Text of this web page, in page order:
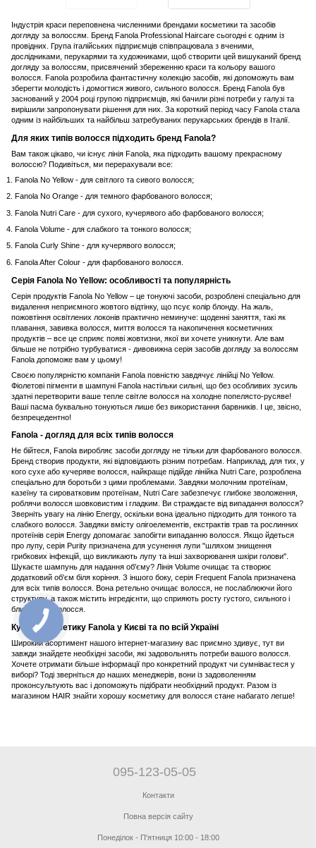
Індустрія краси переповнена численними брендами косметики та засобів
догляду за волоссям. Бренд Fanola Professional Haircare сьогодні є одним із
провідних. Група італійських підприємців співпрацювала з вченими,
дослідниками, перукарями та художниками, щоб створити цей вишуканий бренд
догляду за волоссям, присвячений збереженню краси та кольору вашого
волосся. Fanola розробила фантастичну колекцію засобів, які допоможуть вам
зберегти молодість і домогтися живого, сильного волосся. Бренд Fanola був
заснований у 2004 році групою підприємців, які бачили різні потреби у галузі та
вирішили запропонувати рішення для них. За короткий період часу Fanola стала
одним із найбільших та найбільш затребуваних перукарських брендів в Італії.
Для яких типів волосся підходить бренд Fanola?
Вам також цікаво, чи існує лінія Fanola, яка підходить вашому прекрасному
волоссю? Подивіться, ми перерахували все:
Fanola No Yellow - для світлого та сивого волосся;
Fanola No Orange - для темного фарбованого волосся;
Fanola Nutri Care - для сухого, кучерявого або фарбованого волосся;
Fanola Volume - для слабкого та тонкого волосся;
Fanola Curly Shine - для кучерявого волосся;
Fanola After Colour - для фарбованого волосся.
Серія Fanola No Yellow: особливості та популярність
Серія продуктів Fanola No Yellow – це тонуючі засоби, розроблені спеціально для
видалення неприємного жовтого відтінку, що псує колір блонду. На жаль,
пожовтіння освітлених локонів практично неминуче: щоденні заняття, такі як
плавання, завивка волосся, миття волосся та накопичення косметичних
продуктів – все це сприяє появі жовтизни, якої ви хочете уникнути. Але вам
більше не потрібно турбуватися - дивовижна серія засобів догляду за волоссям
Fanola допоможе вам у цьому!
Своєю популярністю компанія Fanola повністю завдячує лінійці No Yellow.
Фіолетові пігменти в шампуні Fanola настільки сильні, що без особливих зусиль
здатні перетворити ваше тепле світле волосся на холодне попелясто-русяве!
Ваші пасма буквально тонуються лише без використання барвників. І це, звісно, ​​
безпрецедентно!
Fanola - догляд для всіх типів волосся
Не бійтеся, Fanola виробляє засоби догляду не тільки для фарбованого волосся.
Бренд створив продукти, які відповідають різним потребам. Наприклад, для тих, у
кого сухе або кучеряве волосся, найкраще підійде лінійка Nutri Care, розроблена
спеціально для боротьби з цими проблемами. Завдяки молочним протеїнам,
казеїну та сироватковим протеїнам, Nutri Care забезпечує глибоке зволоження,
роблячи волосся шовковистим і гладким. Ви страждаєте від випадання волосся?
Зверніть увагу на лінію Energy, оскільки вона ідеально підходить для тонкого та
слабкого волосся. Завдяки вмісту олігоелементів, екстрактів трав та рослинних
протеїнів серія Energy допомагає запобігти випаданню волосся. Якщо йдеться
про лупу, серія Purity призначена для усунення лупи "шляхом знищення
грибкових інфекцій, що викликають лупу та інші захворювання шкіри голови".
Шукаєте шампунь для надання об'єму? Лінія Volume очищає та створює
додатковий об'єм біля коріння. З іншого боку, серія Frequent Fanola призначена
для всіх типів волосся. Вона ретельно очищає волосся, не послаблюючи його
структуру, а також містить інгредієнти, що сприяють росту густого, сильного і
блискучого волосся.
Купити косметику Fanola у Києві та по всій Україні
Широкий асортимент нашого інтернет-магазину вас приємно здивує, тут ви
завжди знайдете необхідні засоби, які задовольнять потреби вашого волосся.
Хочете отримати більше інформації про конкретний продукт чи сумніваєтеся у
виборі? Тоді зверніться до наших менеджерів, вони із задоволенням
проконсультують вас і допоможуть підібрати необхідний продукт. Разом із
магазином HAIR знайти хорошу косметику для волосся стане набагато легше!
095-123-05-05
Контакти
Повна версія сайту
Понеділок - П'ятниця 10:00 - 18:00